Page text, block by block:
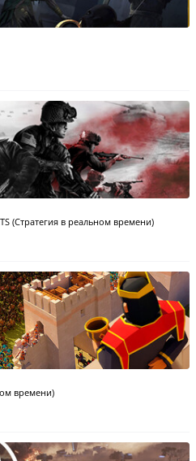
(Стратегия в реальном времени)
времени)